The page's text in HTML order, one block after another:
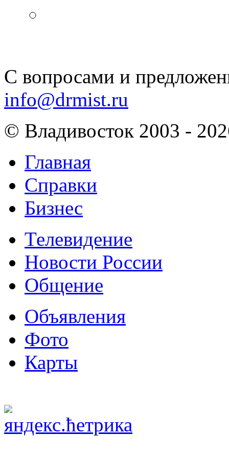
С вопросами и
info@drmist.ru
© Владивосток 2003 -
Главная
Справки
Бизнес
Телевидение
Новости России
Общение
Объявления
Фото
Карты